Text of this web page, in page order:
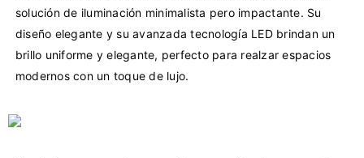
solución de iluminación minimalista pero impactante. Su
diseño elegante y su avanzada tecnología LED brindan un
brillo uniforme y elegante, perfecto para realzar espacios